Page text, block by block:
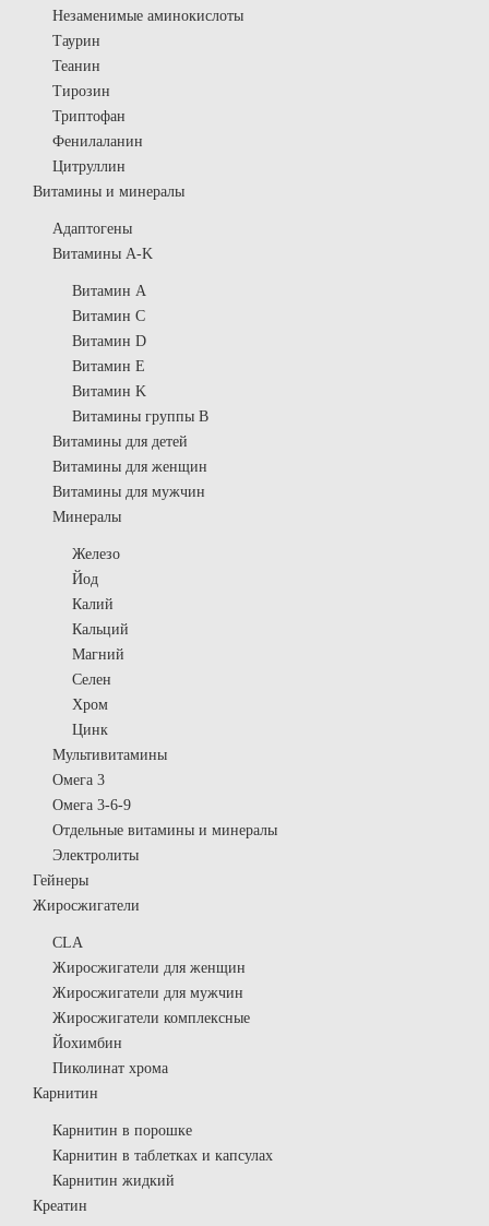
Незаменимые аминокислоты
Таурин
Теанин
Тирозин
Триптофан
Фенилаланин
Цитруллин
Витамины и минералы
Адаптогены
Витамины A-K
Витамин A
Витамин C
Витамин D
Витамин E
Витамин K
Витамины группы B
Витамины для детей
Витамины для женщин
Витамины для мужчин
Минералы
Железо
Йод
Калий
Кальций
Магний
Селен
Хром
Цинк
Мультивитамины
Омега 3
Омега 3-6-9
Отдельные витамины и минералы
Электролиты
Гейнеры
Жиросжигатели
CLA
Жиросжигатели для женщин
Жиросжигатели для мужчин
Жиросжигатели комплексные
Йохимбин
Пиколинат хрома
Карнитин
Карнитин в порошке
Карнитин в таблетках и капсулах
Карнитин жидкий
Креатин